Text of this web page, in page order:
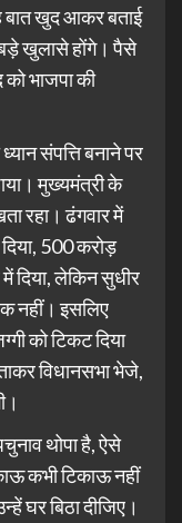
बात खुद आकर बताई
खुलासे होंगे। पैसे
भाजपा की
संपत्ति बनाने पर
मुख्यमंत्री के
रहा। ढंगवार में
500 करोड़
दिया, लेकिन सुधीर
नहीं। इसलिए
को टिकट दिया
विधानसभा भेजे,
थोपा है, ऐसे
कभी टिकाऊ नहीं
घर बिठा दीजिए।